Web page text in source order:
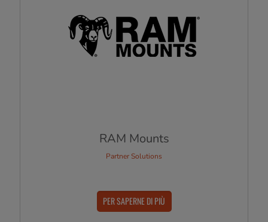
RAM Mounts
Partner Solutions
PER SAPERNE DI PIÙ